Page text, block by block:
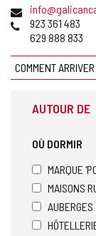
Adresse
de
courrier
Téléphones
923 361 483
629 888 833
COMMENT ARRIVER
AUTOUR DE
OÙ DORMIR
MARQUE
MAISONS
AUBERGES